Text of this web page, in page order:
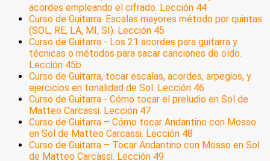
acordes empleando el cifrado. Lección 44
Curso de Guitarra. Escalas mayores método por quintas
(SOL, RE, LA, MI, SI). Lección 45
Curso de Guitarra - Los 21 acordes para guitarra y
técnicas o métodos para sacar canciones de oído.
Lección 45b
Curso de Guitarra, tocar escalas, acordes, arpegios, y
ejercicios en tonalidad de Sol. Lección 46
Curso de Guitarra - Cómo tocar el preludio en Sol de
Matteo Carcassi. Lección 47
Curso de Guitarra – Cómo tocar Andantino con Mosso
en Sol de Matteo Carcassi. Lección 48
Curso de Guitarra – Tocar Andantino con Mosso en Sol
de Matteo Carcassi. Lección 49